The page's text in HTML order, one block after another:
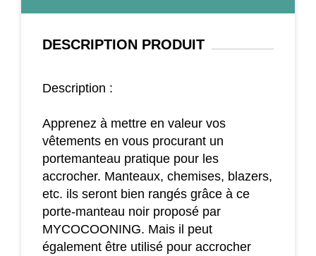
DESCRIPTION PRODUIT
Description :
Apprenez à mettre en valeur vos
vêtements en vous procurant un
portemanteau pratique pour les
accrocher. Manteaux, chemises, blazers,
etc. ils seront bien rangés grâce à ce
porte-manteau noir proposé par
MYCOCOONING. Mais il peut
également être utilisé pour accrocher